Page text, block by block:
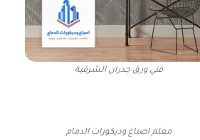
فني ورق جدران الشرقية
معلم اصباغ وديكورات الدمام